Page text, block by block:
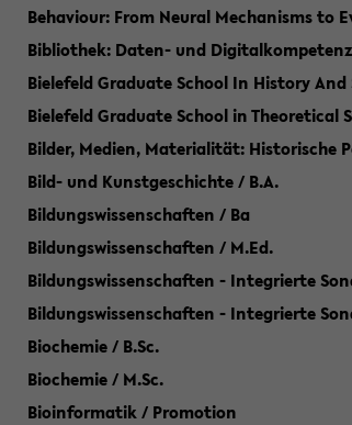
Behaviour: From Neural Mechanisms to
Bibliothek: Daten- und Digitalkompetenz
Bielefeld Graduate School In History
Bielefeld Graduate School in Theoretical
Bilder, Medien, Materialität: Historische
Bild- und Kunstgeschichte / B.A.
Bildungswissenschaften / Ba
Bildungswissenschaften / M.Ed.
Bildungswissenschaften - Integrierte
Bildungswissenschaften - Integrierte
Biochemie / B.Sc.
Biochemie / M.Sc.
Bioinformatik / Promotion